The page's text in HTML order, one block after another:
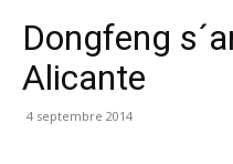
Dongfeng
Alicante
4 septembre 2014